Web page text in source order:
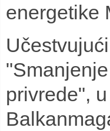
energetike
privrede",